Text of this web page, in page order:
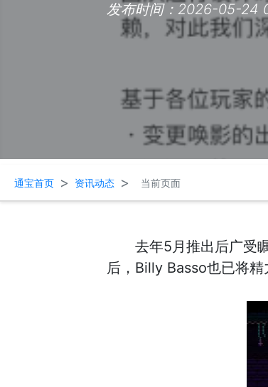
发布时间：2026-05-24
通宝首页 > 资讯动态 > 当前页面
去年5月推出后广受
后，Billy Basso也已将精